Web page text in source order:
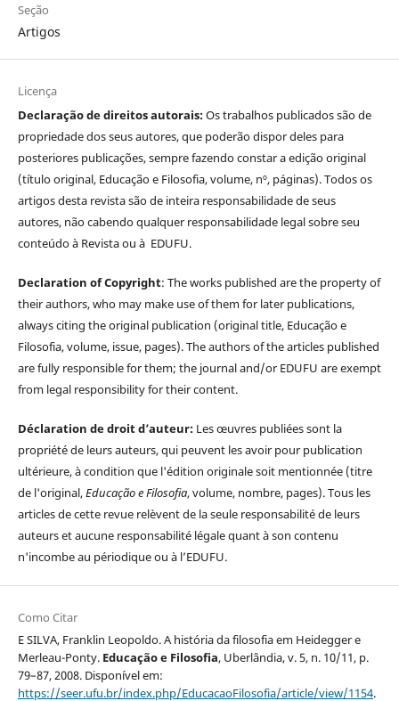
Seção
Artigos
Licença
Declaração de direitos autorais:Os trabalhos publicados são de
propriedade dos seus autores, que poderão dispor deles para
posteriores publicações, sempre fazendo constar a edição original
(título original, Educação e Filosofia, volume, nº, páginas). Todos os
artigos desta revista são de inteira responsabilidade de seus
autores, não cabendo qualquer responsabilidade legal sobre seu
conteúdo à Revista ou à EDUFU.
Declaration of Copyright: The works published are the property of
their authors, who may make use of them for later publications,
always citing the original publication (original title, Educação e
Filosofia, volume, issue, pages). The authors of the articles published
are fully responsible for them; the journal and/or EDUFU are exempt
from legal responsibility for their content.
Déclaration de droit d’auteur: Les œuvres publiées sont la
propriété de leurs auteurs, qui peuvent les avoir pour publication
ultérieure, à condition que l'édition originale soit mentionnée (titre
de l'original,Educação e Filosofia, volume, nombre, pages). Tous les
articles de cette revue relèvent de la seule responsabilité de leurs
auteurs et aucune responsabilité légale quant à son contenu
n'incombe au périodique ou à l’EDUFU.
Como Citar
E SILVA, Franklin Leopoldo. A história da filosofia em Heidegger e
Merleau-Ponty. Educação e Filosofia, Uberlândia, v. 5, n. 10/11, p.
79–87, 2008. Disponível em:
https://seer.ufu.br/index.php/EducacaoFilosofia/article/view/1154.